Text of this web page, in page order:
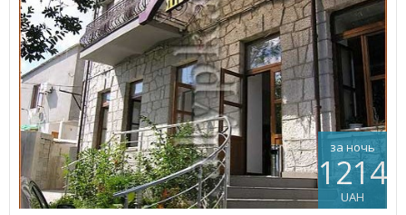
за ночь
1214
UAH